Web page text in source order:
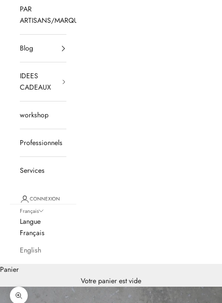
PAR
ARTISANS/MARQUES
Blog
IDEES
CADEAUX
workshop
Professionnels
Services
CONNEXION
Français
Langue
Français
English
Panier
Votre panier est vide
Zoomer sur l'image